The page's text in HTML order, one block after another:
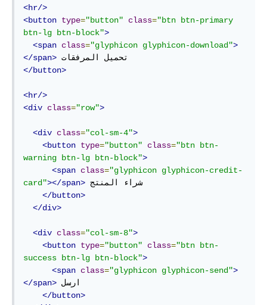
<hr/>
<button type="button" class="btn btn-primary
btn-lg btn-block">
<span class="glyphicon glyphicon-download">
</span>
</button>
<hr/>
<div class="row">
<div class="col-sm-4">
<button type="button" class="btn btn-
warning btn-lg btn-block">
<span class="glyphicon glyphicon-credit-
card"></span>
</button>
</div>
<div class="col-sm-8">
<button type="button" class="btn btn-
success btn-lg btn-block">
<span class="glyphicon glyphicon-send">
</span>
</button>